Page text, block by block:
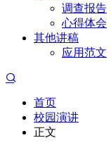
调查报告
心得体会
其他讲稿
应用范文
首页
校园演讲
正文